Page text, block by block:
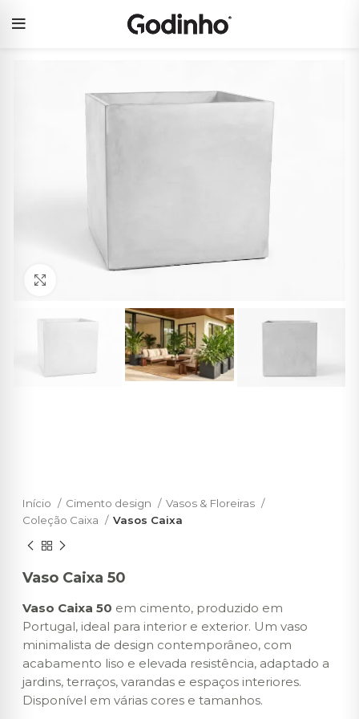
Início Cimento design
Vasos & Floreiras
Coleção Caixa
Vasos Caixa
Vaso Caixa 50
Vaso Caixa 50 em cimento, produzido em
Portugal, ideal para interior e exterior. Um vaso
minimalista de design contemporâneo, com
acabamento liso e elevada resistência, adaptado a
jardins, terraços, varandas e espaços interiores.
Disponível em várias cores e tamanhos.